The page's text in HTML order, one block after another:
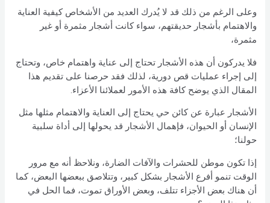
وعلى الرغم من ذلك قد لا يُدرك العديد من الأشخاص كيفية العناية
والاهتمام بأشجار حديقتهم، سواء كانت أشجار مثمرة أو غير
مثمرة،
فلا يدركون أن هذه الأشجار تحتاج إلى عناية واهتمام خاص، وتحتاج
إلى إجراء عمليات قص دورية، لذلك فقد حرصنا على تقديم هذا
المقال الذي يوضح كافة هذه الأمور لعملائنا الأعزاء.
الأشجار عبارة عن كائن حي يحتاج إلى العناية والاهتمام مثلها مثل
الإنسان أو الحيوان، فإهمال الأشجار قد يحولها إلى أداة سلبية
حولنا؛
إذا تكون موطن للحشرات والآفات الضارة، ونلاحظ أنه مع مرور
الوقت تنمو أفرع الأشجار بشكل كبير، وتتلاصق ببعضها البعض، كما
أن هناك بعض الأجزاء تتلف، وبعض الأوراق تموت، فما الحل في